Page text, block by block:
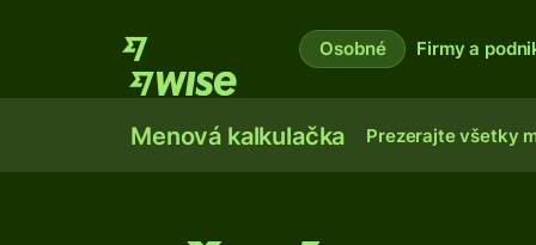
Osobné Firmy a
Menová kalkulačka Prezerajte všetky